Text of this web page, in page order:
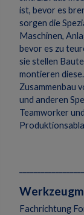
ist, bevor es
sorgen die
Maschinen,
bevor es zu
sie stellen
montieren
Zusammenbau
und anderen
Teamworker
Fachrichtung